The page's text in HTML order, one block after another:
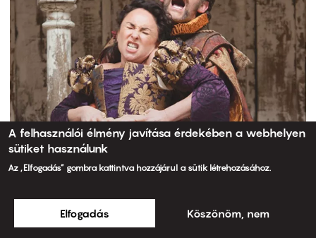
A felhasználói élmény javítása érdekében a webhelyen
sütiket használunk
Az „Elfogadás” gombra kattintva hozzájárul a sütik létrehozásához.
Elfogadás Köszönöm, nem